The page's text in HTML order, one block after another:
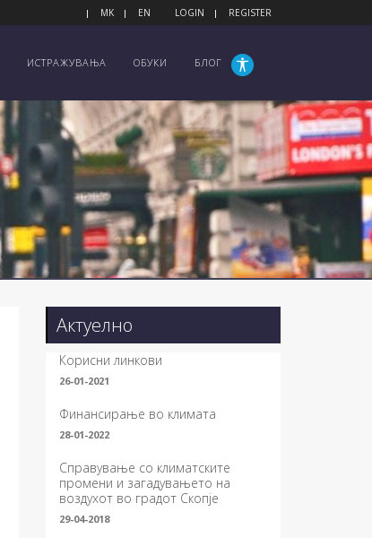
MK EN LOGIN REGISTER
ИСТРАЖУВАЊА ОБУКИ БЛОГ
Актуелно
Корисни линкови
26-01-2021
Финансирање во климата
28-01-2022
Справување со климатските
промени и загадувањето на
воздухот во градот Скопје
29-04-2018